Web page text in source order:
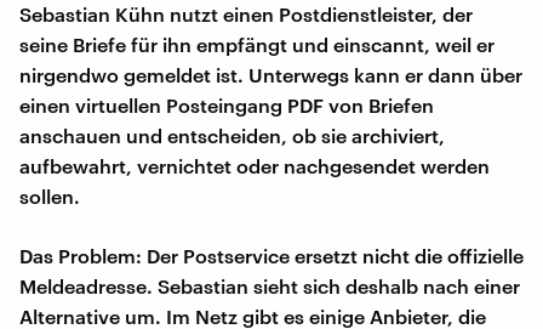
Sebastian Kühn nutzt einen Postdienstleister, der
seine Briefe für ihn empfängt und einscannt, weil er
nirgendwo gemeldet ist. Unterwegs kann er dann über
einen virtuellen Posteingang PDF von Briefen
anschauen und entscheiden, ob sie archiviert,
aufbewahrt, vernichtet oder nachgesendet werden
sollen.
Das Problem: Der Postservice ersetzt nicht die offizielle
Meldeadresse. Sebastian sieht sich deshalb nach einer
Alternative um. Im Netz gibt es einige Anbieter, die